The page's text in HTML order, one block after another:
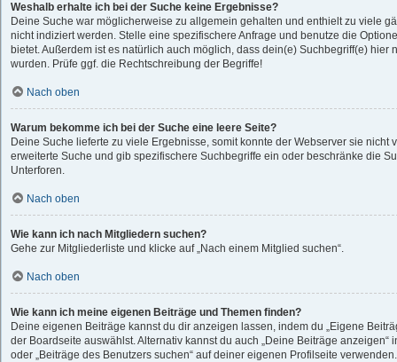
Weshalb erhalte ich bei der Suche keine Ergebnisse?
Deine Suche war möglicherweise zu allgemein gehalten und enthielt zu viele
nicht indiziert werden. Stelle eine spezifischere Anfrage und benutze die
bietet. Außerdem ist es natürlich auch möglich, dass dein(e) Suchbegriff(e) hier
wurden. Prüfe ggf. die Rechtschreibung der Begriffe!
Nach oben
Warum bekomme ich bei der Suche eine leere Seite?
Deine Suche lieferte zu viele Ergebnisse, somit konnte der Webserver sie nicht
erweiterte Suche und gib spezifischere Suchbegriffe ein oder beschränke die
Unterforen.
Nach oben
Wie kann ich nach Mitgliedern suchen?
Gehe zur Mitgliederliste und klicke auf „Nach einem Mitglied suchen“.
Nach oben
Wie kann ich meine eigenen Beiträge und Themen finden?
Deine eigenen Beiträge kannst du dir anzeigen lassen, indem du „Eigene
der Boardseite auswählst. Alternativ kannst du auch „Deine Beiträge
oder „Beiträge des Benutzers suchen“ auf deiner eigenen Profilseite